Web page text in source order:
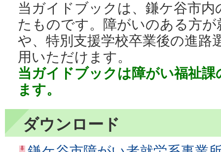
当ガイドブックは、鎌ケ谷市
たものです。障がいのある方
や、特別支援学校卒業後の進路
用いただけます。
当ガイドブックは障がい福祉
ます。
ダウンロード